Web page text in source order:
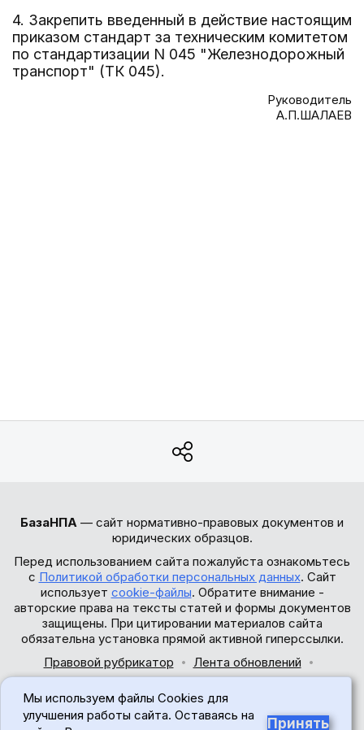
4. Закрепить введенный в действие настоящим
приказом стандарт за техническим комитетом
по стандартизации N 045 "Железнодорожный
транспорт" (ТК 045).
Руководитель
А.П.ШАЛАЕВ
БазаНПА — сайт нормативно-правовых документов и
юридических образцов.
Перед использованием сайта пожалуйста ознакомьтесь
с Политикой обработки персональных данных. Сайт
использует cookie-файлы. Обратите внимание -
авторские права на тексты статей и формы документов
защищены. При цитировании материалов сайта
обязательна установка прямой активной гиперссылки.
Правовой рубрикатор
Лента обновлений
© 2017-2026
Мы используем файлы Cookies для
улучшения работы сайта. Оставаясь на
Принять